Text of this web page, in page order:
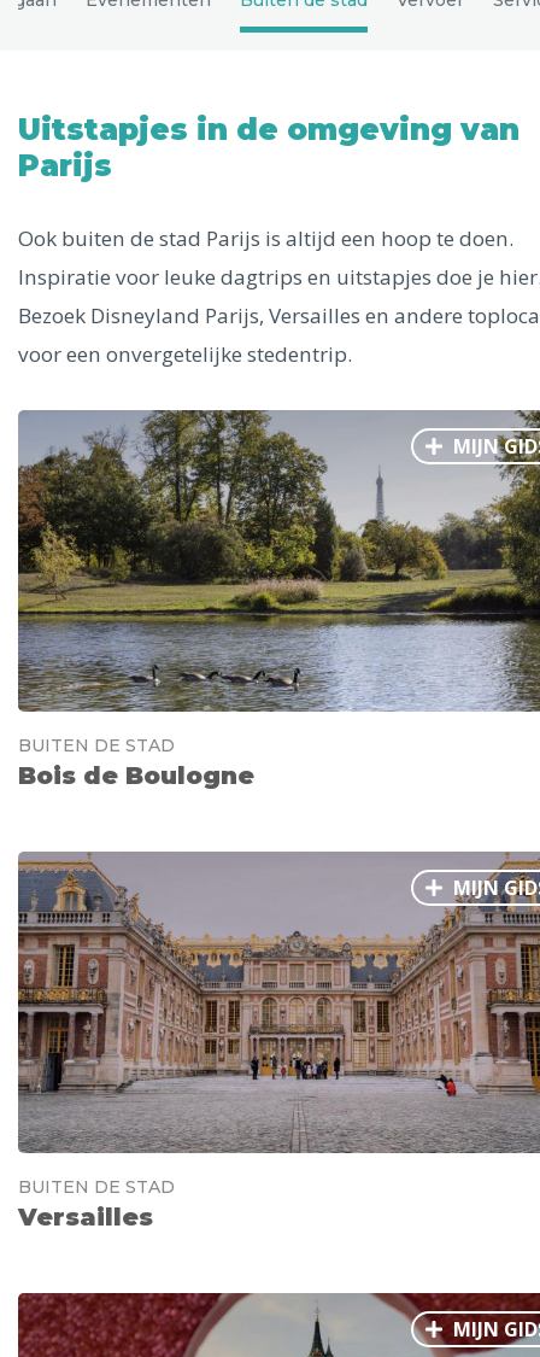
Uitgelichte bestemmingen
Ålesund
Parijs Tokio Amsterdam Barcelona Dubai
Milaan
Singapore
Rome Berlijn Mechelen Venetië
Florence
Madrid
Vancouver
Uitstapjes in de omgeving van
Parijs
Ook buiten de stad Parijs is altijd een hoop te doen.
Inspiratie voor leuke dagtrips en uitstapjes doe je
Bezoek Disneyland Parijs, Versailles en andere
voor een onvergetelijke stedentrip.
MIJN
BUITEN DE STAD
Bois de Boulogne
MIJN
BUITEN DE STAD
Versailles
MIJN